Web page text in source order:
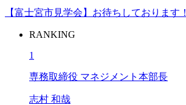
【富士宮市見学会】お待ちしております！
RANKING
1
専務取締役 マネジメント本部長
志村 和哉